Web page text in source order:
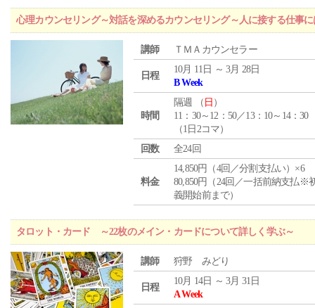
心理カウンセリング～対話を深めるカウンセリング～人に接する仕事
講師 ＴＭＡカウンセラー
日程
10月 11日 ～ 3月 28日
B Week
時間
隔週 （ 日 ）
11：30～12：50／13：10～14：30
（1日2コマ）
回数
全24回
料金
14,850円（4回／分割支払い）×6
80,850円（24回／一括前納支払※
義開始前まで）
タロット・カード ～22枚のメイン・カードについて詳しく学ぶ～
講師 狩野 みどり
日程
10月 14日 ～ 3月 31日
A Week